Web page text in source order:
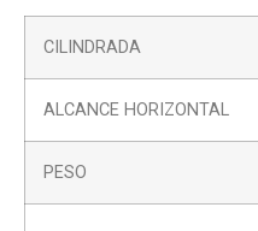
CILINDRADA
ALCANCE HORIZONTAL
PESO